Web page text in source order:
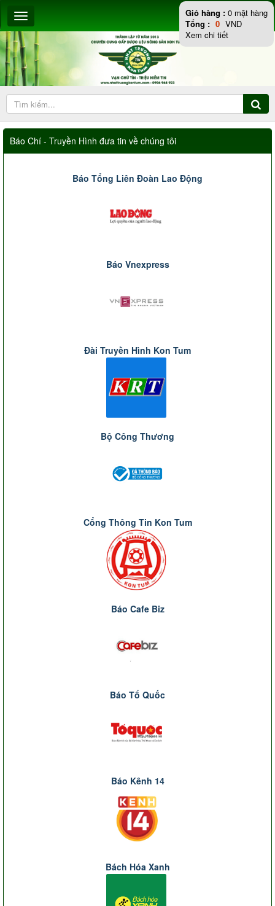
Báo Chí - Truyền Hình đưa tin về chúng tôi
Báo Tổng Liên Đoàn Lao Động
Báo Vnexpress
Đài Truyền Hình Kon Tum
Bộ Công Thương
Cổng Thông Tin Kon Tum
Báo Cafe Biz
Báo Tổ Quốc
Báo Kênh 14
Bách Hóa Xanh
Giỏ hàng : 0 mặt hàng
Tổng : 0 VND
Xem chi tiết